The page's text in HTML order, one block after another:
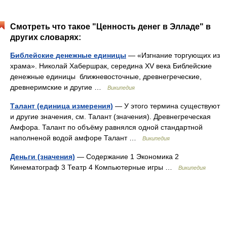
Смотреть что такое "Ценность денег в Элладе" в
других словарях:
Библейские денежные единицы — «Изгнание торгующих из
храма». Николай Хабершрак, середина XV века Библейские
денежные единицы ближневосточные, древнегреческие,
древнеримские и другие …
Википедия
Талант (единица измерения) — У этого термина существуют
и другие значения, см. Талант (значения). Древнегреческая
Амфора. Талант по объёму равнялся одной стандартной
наполненой водой амфоре Талант …
Википедия
Деньги (значения) — Содержание 1 Экономика 2
Кинематограф 3 Театр 4 Компьютерные игры …
Википедия